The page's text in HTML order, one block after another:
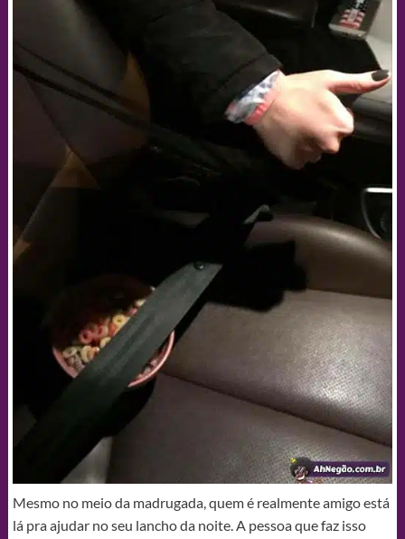
Mesmo no meio da madrugada, quem é realmente amigo está
lá pra ajudar no seu lancho da noite. A pessoa que faz isso